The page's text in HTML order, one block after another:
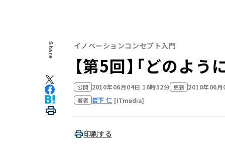
Share イノベーションコンセプト入門
【第5回】「どのよ
公開 2010年06月04日 16時52分 更新 2010年06
著者 岩下 仁 [ITmedia]
印刷する